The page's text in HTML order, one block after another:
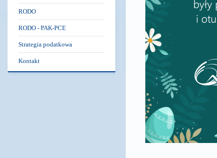
RODO
RODO - PAK-PCE
Strategia podatkowa
Kontakt